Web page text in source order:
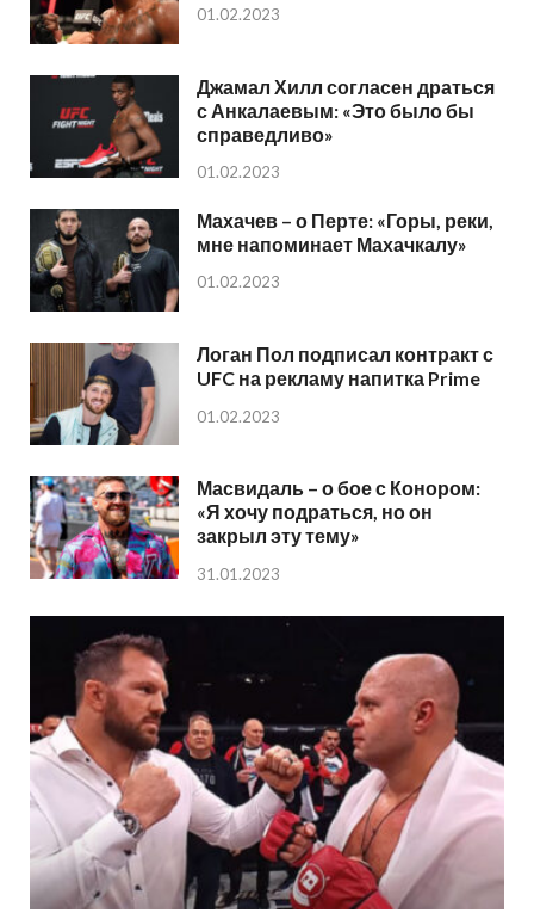
01.02.2023
Джамал Хилл согласен драться
с Анкалаевым: «Это было бы
справедливо»
01.02.2023
Махачев – о Перте: «Горы, реки,
мне напоминает Махачкалу»
01.02.2023
Логан Пол подписал контракт с
UFC на рекламу напитка Prime
01.02.2023
Масвидаль – о бое с Конором:
«Я хочу подраться, но он
закрыл эту тему»
31.01.2023